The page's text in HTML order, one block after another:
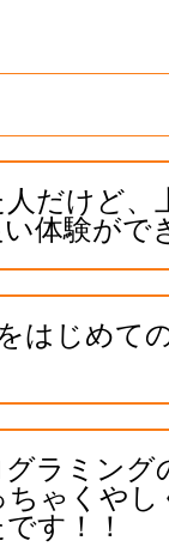
だけど、
体験がで
はじめて
ラミン
ゃくや
す！！